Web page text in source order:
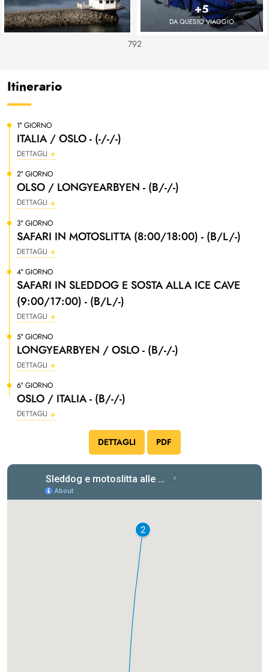
+5
DA QUESTO VIAGGIO
792
Itinerario
1° GIORNO
ITALIA / OSLO - (-/-/-)
DETTAGLI
2° GIORNO
OLSO / LONGYEARBYEN - (B/-/-)
DETTAGLI
3° GIORNO
SAFARI IN MOTOSLITTA (8:00/18:00) - (B/L/-)
DETTAGLI
4° GIORNO
SAFARI IN SLEDDOG E SOSTA ALLA ICE CAVE
(9:00/17:00) - (B/L/-)
DETTAGLI
5° GIORNO
LONGYEARBYEN / OSLO - (B/-/-)
DETTAGLI
6° GIORNO
OSLO / ITALIA - (B/-/-)
DETTAGLI
DETTAGLI PDF